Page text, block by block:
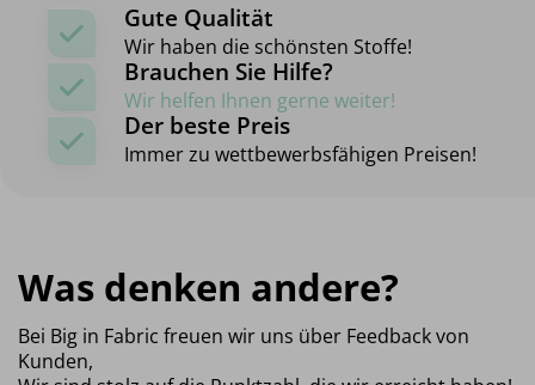
Gute Qualität
Wir haben die schönsten Stoffe!
Brauchen Sie Hilfe?
Wir helfen Ihnen gerne weiter!
Der beste Preis
Immer zu wettbewerbsfähigen Preisen!
Was denken andere?
Bei Big in Fabric freuen wir uns über Feedback von
Kunden,